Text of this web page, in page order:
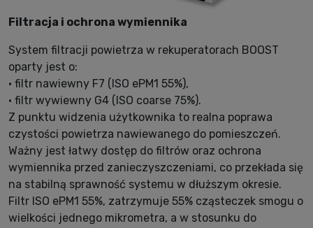
Filtracja i ochrona wymiennika
System filtracji powietrza w rekuperatorach BOOST
oparty jest o:
• filtr nawiewny F7 (ISO ePM1 55%),
• filtr wywiewny G4 (ISO coarse 75%).
Z punktu widzenia użytkownika to realna poprawa
czystości powietrza nawiewanego do pomieszczeń.
Ważny jest łatwy dostęp do filtrów oraz ochrona
wymiennika przed zanieczyszczeniami, co przekłada się
na stabilną sprawność systemu w dłuższym okresie.
Filtr ISO ePM1 55%, zatrzymuje 55% cząsteczek smogu o
wielkości jednego mikrometra, a w stosunku do